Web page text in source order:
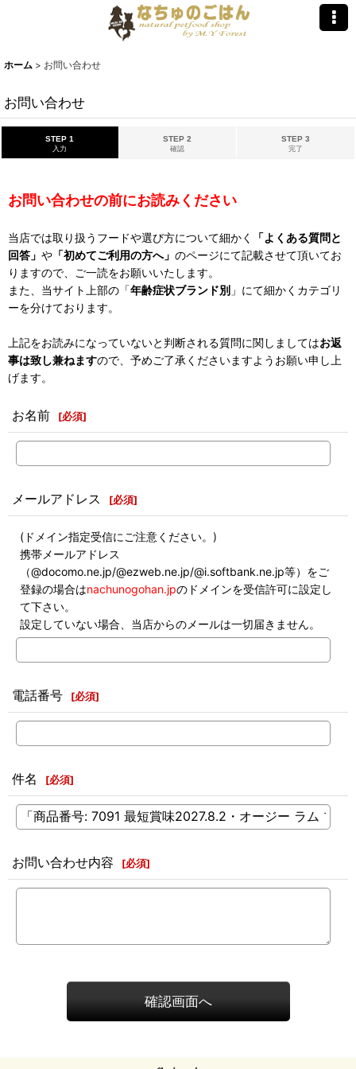
ホーム > お問い合わせ
お問い合わせ
STEP 1
入力
STEP 2
確認
STEP 3
完了
お問い合わせの前にお読みください
当店では取り扱うフードや選び方について細かく
「よくある質問と
回答」 や 「初めてご利用の方へ」 のページにて記載させて頂いてお
りますので、ご一読をお願いいたします。
また、当サイト上部の「年齢症状ブランド別 」にて細かくカテゴリ
ーを分けております。
上記をお読みになっていないと判断される質問に関しましてはお返
事は致し兼ねますので、予めご了承くださいますようお願い申し上
げます。
お名前 [必須]
メールアドレス [必須]
(ドメイン指定受信にご注意ください。)
携帯メールアドレス
（@docomo.ne.jp/@ezweb.ne.jp/@i.softbank.ne.jp等）をご
登録の場合はnachunogohan.jpのドメインを受信許可に設定し
て下さい。
設定していない場合、当店からのメールは一切届きません。
電話番号 [必須]
件名 [必須]
お問い合わせ内容 [必須]
確認画面へ